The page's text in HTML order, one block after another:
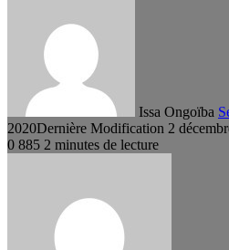
Issa Ongoïba
2020Dernière Modification 2
0 885 2 minutes de lecture